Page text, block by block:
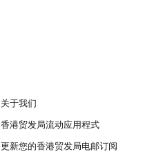
关于我们
香港贸发局流动应用程式
更新您的香港贸发局电邮订阅